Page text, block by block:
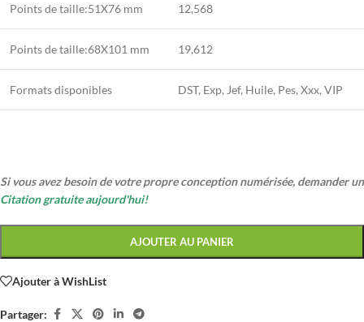
Points de taille:51X76 mm 12,568
Points de taille:68X101 mm 19,612
Formats disponibles DST, Exp, Jef, Huile, Pes, Xxx, VIP
Si vous avez besoin de votre propre conception numérisée, demander un
Citation gratuite aujourd'hui!
AJOUTER AU PANIER
Ajouter à WishList
Partager: